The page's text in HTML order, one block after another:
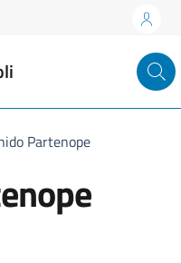
Partenope